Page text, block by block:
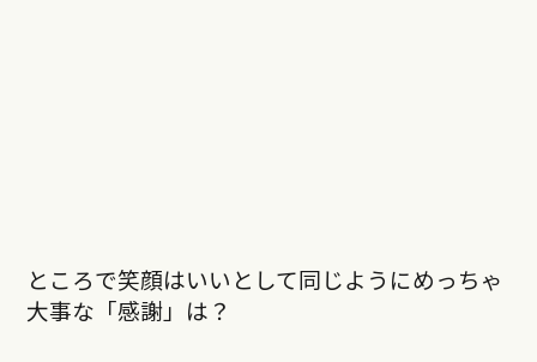
ところで笑顔はいいとして同じようにめっちゃ
大事な「感謝」は？